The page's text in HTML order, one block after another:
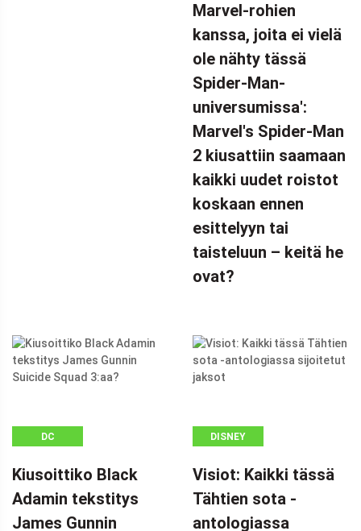
Marvel-rohien
kanssa, joita ei vielä
ole nähty tässä
Spider-Man-
universumissa':
Marvel's Spider-Man
2 kiusattiin saamaan
kaikki uudet roistot
koskaan ennen
esittelyyn tai
taisteluun – keitä he
ovat?
DC
Kiusoittiko Black
Adamin tekstitys
James Gunnin
DISNEY
Visiot: Kaikki tässä
Tähtien sota -
antologiassa